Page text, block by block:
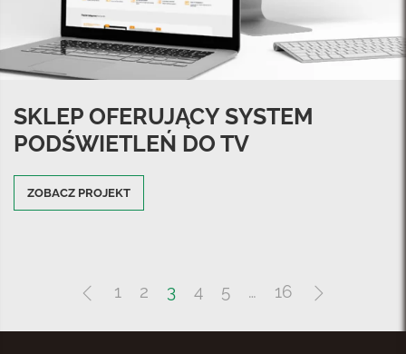
SKLEP OFERUJĄCY SYSTEM
PODŚWIETLEŃ DO TV
ZOBACZ PROJEKT
1 2 3 4 5 … 16